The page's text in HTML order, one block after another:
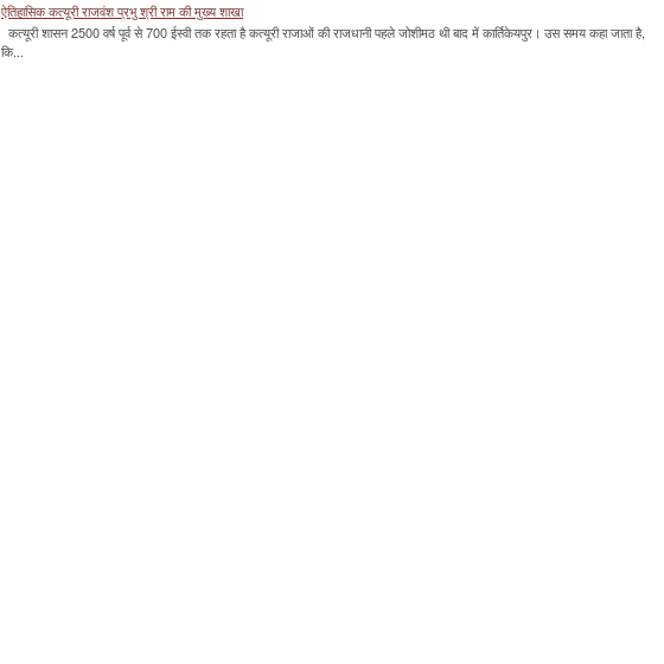
ऐतिहासिक कत्यूरी राजवंश प्रभु श्री राम की मुख्य शाखा
कत्यूरी शासन 2500 वर्ष पूर्व से 700 ईस्वी तक रहता है कत्यूरी राजाओं की राजधानी पहले जोशीमठ थी बाद में कार्तिकेयपुर। उस समय कहा जाता है,
कि...